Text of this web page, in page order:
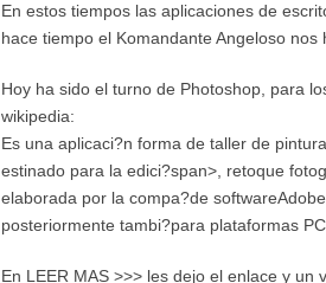
En estos tiempos las aplicaciones de
hace tiempo el Komandante Angeloso
Hoy ha sido el turno de Photoshop, para
wikipedia:
Es una aplicaci?n forma de taller de
estinado para la edici?span>, retoque
elaborada por la compa?de software
posteriormente tambi?para plataformas PC
En LEER MAS >>> les dejo el enlace y